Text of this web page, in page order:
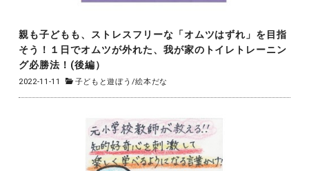
親も子どもも、ストレスフリーな「オムツはずれ」を目指
そう！１日でオムツが外れた、我が家のトイレトレーニン
グ必勝法！(後編）
2022-11-11 子どもと遊ぼう /絵本だな